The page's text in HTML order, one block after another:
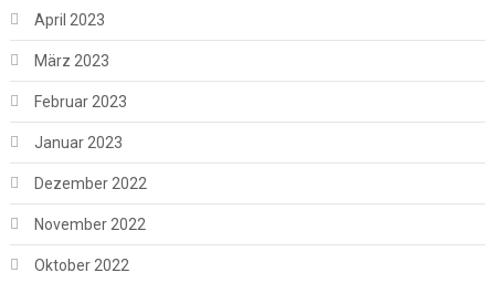
April 2023
März 2023
Februar 2023
Januar 2023
Dezember 2022
November 2022
Oktober 2022